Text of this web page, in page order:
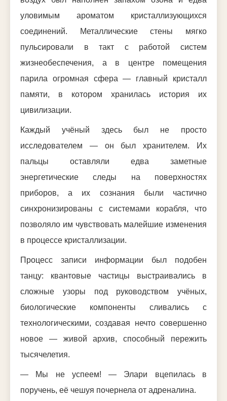
уловимым ароматом кристаллизующихся
соединений. Металлические стены мягко
пульсировали в такт с работой систем
жизнеобеспечения, а в центре помещения
парила огромная сфера — главный кристалл
памяти, в котором хранилась история их
цивилизации.
Каждый учёный здесь был не просто
исследователем — он был хранителем. Их
пальцы оставляли едва заметные
энергетические следы на поверхностях
приборов, а их сознания были частично
синхронизированы с системами корабля, что
позволяло им чувствовать малейшие изменения
в процессе кристаллизации.
Процесс записи информации был подобен
танцу: квантовые частицы выстраивались в
сложные узоры под руководством учёных,
биологические компоненты сливались с
технологическими, создавая нечто совершенно
новое — живой архив, способный пережить
тысячелетия.
— Мы не успеем! — Элари вцепилась в
поручень, её чешуя почернела от адреналина.